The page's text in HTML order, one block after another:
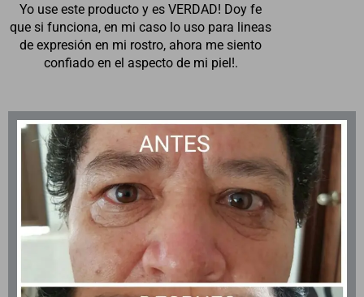
Yo use este producto y es VERDAD! Doy fe
que si funciona, en mi caso lo uso para lineas
de expresión en mi rostro, ahora me siento
confiado en el aspecto de mi piel!.